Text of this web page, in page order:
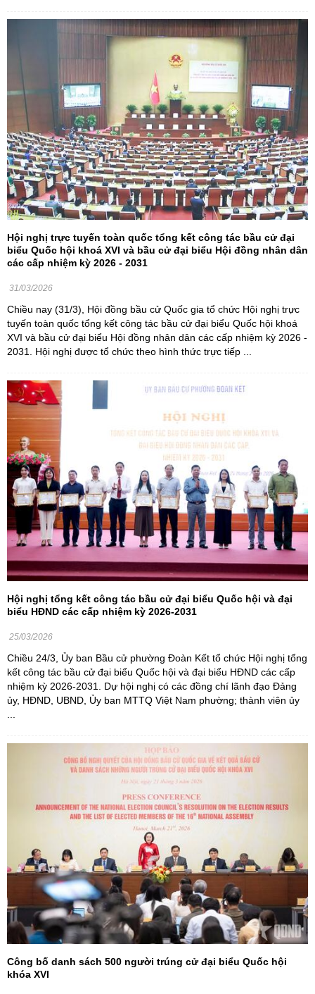
Hội nghị trực tuyến toàn quốc tổng kết công tác bầu cử đại
biểu Quốc hội khoá XVI và bầu cử đại biểu Hội đồng nhân dân
các cấp nhiệm kỳ 2026 - 2031
31/03/2026
Chiều nay (31/3), Hội đồng bầu cử Quốc gia tổ chức Hội nghị trực
tuyến toàn quốc tổng kết công tác bầu cử đại biểu Quốc hội khoá
XVI và bầu cử đại biểu Hội đồng nhân dân các cấp nhiệm kỳ 2026 -
2031. Hội nghị được tổ chức theo hình thức trực tiếp ...
Hội nghị tổng kết công tác bầu cử đại biểu Quốc hội và đại
biểu HĐND các cấp nhiệm kỳ 2026-2031
25/03/2026
Chiều 24/3, Ủy ban Bầu cử phường Đoàn Kết tổ chức Hội nghị tổng
kết công tác bầu cử đại biểu Quốc hội và đại biểu HĐND các cấp
nhiệm kỳ 2026-2031. Dự hội nghị có các đồng chí lãnh đạo Đảng
ủy, HĐND, UBND, Ủy ban MTTQ Việt Nam phường; thành viên ủy
Công bố danh sách 500 người trúng cử đại biểu Quốc hội
khóa XVI